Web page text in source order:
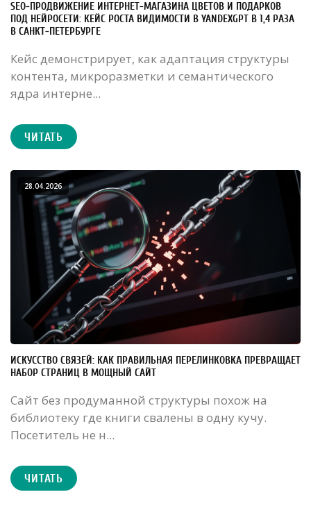
SEO-ПРОДВИЖЕНИЕ ИНТЕРНЕТ-МАГАЗИНА ЦВЕТОВ И ПОДАРКОВ
ПОД НЕЙРОСЕТИ: КЕЙС РОСТА ВИДИМОСТИ В YANDEXGPT В 1,4 РАЗА
В САНКТ-ПЕТЕРБУРГЕ
Кейс демонстрирует, как адаптация структуры
контента, микроразметки и семантического
ядра интерне...
ЧИТАТЬ
28.04.2026
ИСКУССТВО СВЯЗЕЙ: КАК ПРАВИЛЬНАЯ ПЕРЕЛИНКОВКА ПРЕВРАЩАЕТ
НАБОР СТРАНИЦ В МОЩНЫЙ САЙТ
Сайт без продуманной структуры похож на
библиотеку где книги свалены в одну кучу.
Посетитель не н...
ЧИТАТЬ